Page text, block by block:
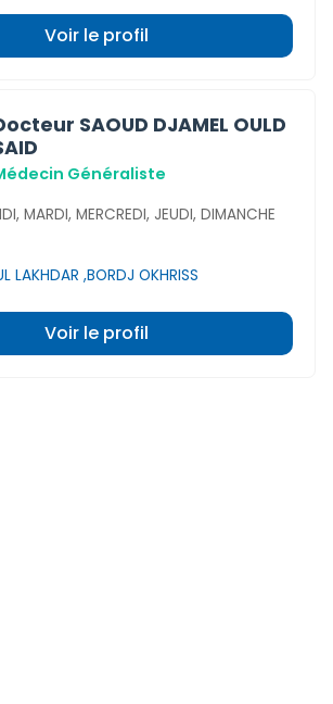
Voir le profil
SAOUD DJAMEL OULD
Généraliste
MARDI, MERCREDI, JEUDI, DIMANCHE
LAKHDAR ,BORDJ OKHRISS
Voir le profil